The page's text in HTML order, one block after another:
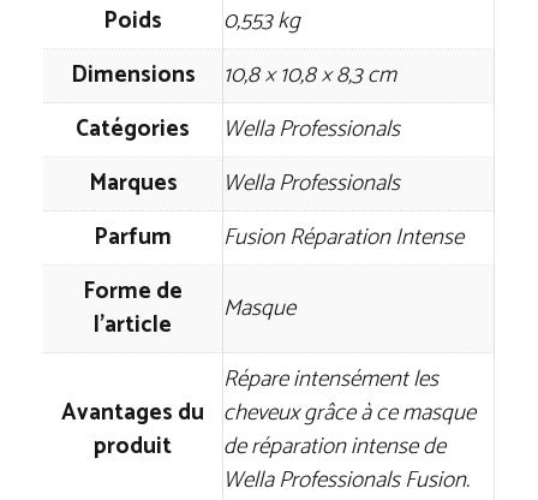
Poids
0,553 kg
Dimensions
10,8 × 10,8 × 8,3 cm
Catégories
Wella Professionals
Marques
Wella Professionals
Parfum
Fusion Réparation Intense
Forme de
l'article
Masque
Avantages du
produit
Répare intensément les
cheveux grâce à ce masque
de réparation intense de
Wella Professionals Fusion.